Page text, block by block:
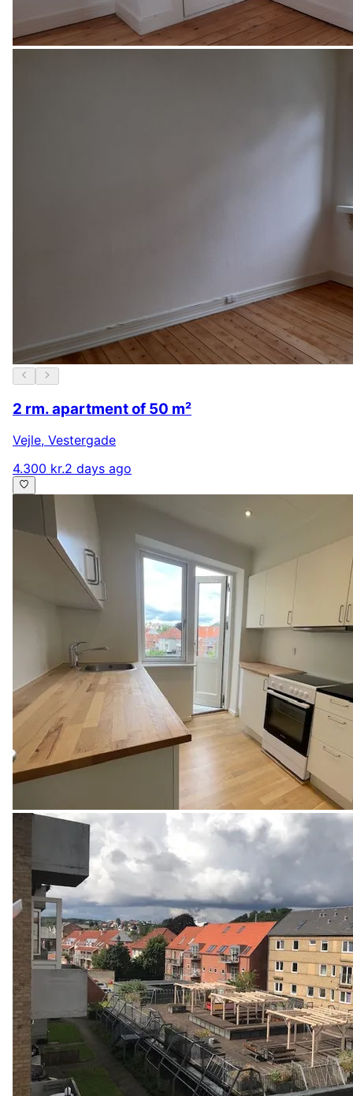
2 rm. apartment of 50 m²
Vejle, Vestergade
4.300 kr.2 days ago